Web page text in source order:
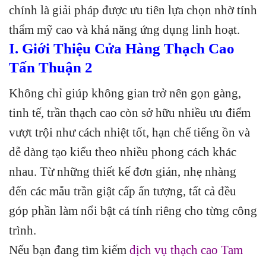
chính là giải pháp được ưu tiên lựa chọn nhờ tính
thẩm mỹ cao và khả năng ứng dụng linh hoạt.
I. Giới Thiệu Cửa Hàng Thạch Cao
Tấn Thuận 2
Không chỉ giúp không gian trở nên gọn gàng,
tinh tế, trần thạch cao còn sở hữu nhiều ưu điểm
vượt trội như cách nhiệt tốt, hạn chế tiếng ồn và
dễ dàng tạo kiểu theo nhiều phong cách khác
nhau. Từ những thiết kế đơn giản, nhẹ nhàng
đến các mẫu trần giật cấp ấn tượng, tất cả đều
góp phần làm nổi bật cá tính riêng cho từng công
trình.
Nếu bạn đang tìm kiếm dịch vụ thạch cao Tam